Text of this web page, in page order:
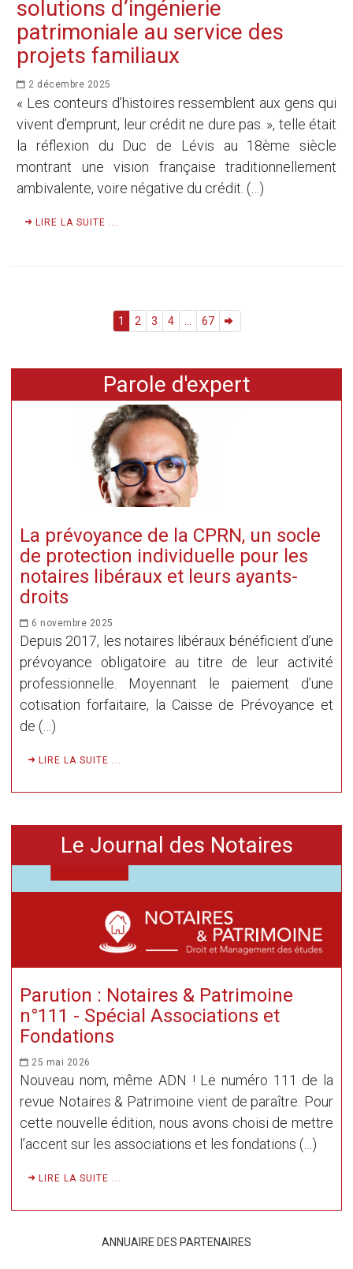
solutions d’ingénierie
patrimoniale au service des
projets familiaux
2 décembre 2025
« Les conteurs d’histoires ressemblent aux gens qui
vivent d’emprunt, leur crédit ne dure pas. », telle était
la réflexion du Duc de Lévis au 18ème siècle
montrant une vision française traditionnellement
ambivalente, voire négative du crédit. (…)
LIRE LA SUITE ...
1 2 3 4 67
Parole d'expert
La prévoyance de la CPRN, un socle
de protection individuelle pour les
notaires libéraux et leurs ayants-
droits
6 novembre 2025
Depuis 2017, les notaires libéraux bénéficient d’une
prévoyance obligatoire au titre de leur activité
professionnelle. Moyennant le paiement d’une
cotisation forfaitaire, la Caisse de Prévoyance et
de (…)
LIRE LA SUITE ...
Le Journal des Notaires
Parution : Notaires & Patrimoine
n°111 - Spécial Associations et
Fondations
25 mai 2026
Nouveau nom, même ADN ! Le numéro 111 de la
revue Notaires & Patrimoine vient de paraître. Pour
cette nouvelle édition, nous avons choisi de mettre
l’accent sur les associations et les fondations (…)
LIRE LA SUITE ...
ANNUAIRE DES PARTENAIRES